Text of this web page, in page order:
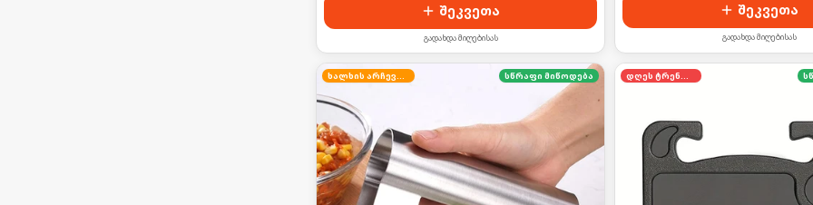
შეკვეთა
გადახდა მიღებისას
შეკვეთა
გადახდა მიღებისას
ხალხის არჩევანი სწრაფი მიწოდება დღეს ტრენდში